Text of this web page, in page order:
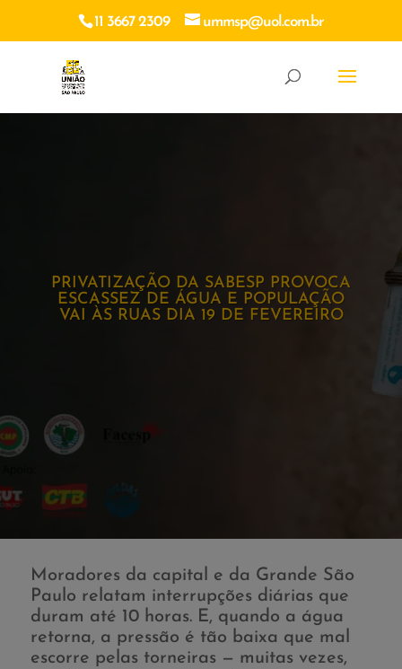
11 3667 2309 ummsp@uol.com.br
PRIVATIZAÇÃO DA SABESP PROVOCA
ESCASSEZ DE ÁGUA E POPULAÇÃO
VAI ÀS RUAS DIA 19 DE FEVEREIRO
Moradores da capital e da Grande São
Paulo relatam interrupções diárias que
duram até 10 horas. E, quando a água
retorna, a pressão é tão baixa que mal
escorre pelas torneiras — muitas vezes,